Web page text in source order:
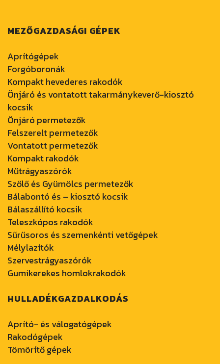
MEZŐGAZDASÁGI GÉPEK
Aprítógépek
Forgóboronák
Kompakt hevederes rakodók
Önjáró és vontatott takarmánykeverő-kiosztó
kocsik
Önjáró permetezők
Felszerelt permetezők
Vontatott permetezők
Kompakt rakodók
Műtrágyaszórók
Szőlő és Gyümölcs permetezők
Bálabontó és – kiosztó kocsik
Bálaszállító kocsik
Teleszkópos rakodók
Sűrűsoros és szemenkénti vetőgépek
Mélylazítók
Szervestrágyaszórók
Gumikerekes homlokrakodók
HULLADÉKGAZDALKODÁS
Aprító- és válogatógépek
Rakodógépek
Tömörítő gépek